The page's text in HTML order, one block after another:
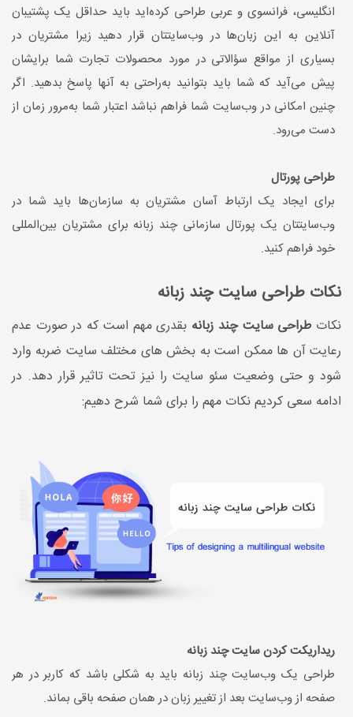
انگلیسی، فرانسوی و عربی طراحی کرده‌اید باید حداقل یک پشتیبان
آنلاین به این زبان‌ها در وب‌سایتتان قرار دهید زیرا مشتریان در
بسیاری از مواقع سؤالاتی در مورد محصولات تجارت شما برایشان
پیش می‌آید که شما باید بتوانید به‌راحتی به آنها پاسخ بدهید. اگر
چنین امکانی در وب‌سایت شما فراهم نباشد اعتبار شما به‌مرور زمان از
دست می‌رود.
طراحی پورتال
برای ایجاد یک ارتباط آسان مشتریان به سازمان‌ها باید شما در
وب‌سایتتان یک پورتال سازمانی چند زبانه برای مشتریان بین‌المللی
خود فراهم کنید.
نکات طراحی سایت چند زبانه
نکاتطراحی سایت چند زبانه بقدری مهم است که در صورت عدم
رعایت آن ها ممکن است به بخش های مختلف سایت ضربه وارد
شود و حتی وضعیت سئو سایت را نیز تحت تاثیر قرار دهد. در
ادامه سعی کردیم نکات مهم را برای شما شرح دهیم:
ریداریکت کردن سایت چند زبانه
طراحی یک وب‌سایت چند زبانه باید به شکلی باشد که کاربر در هر
صفحه از وب‌سایت بعد از تغییر زبان در همان صفحه باقی بماند.